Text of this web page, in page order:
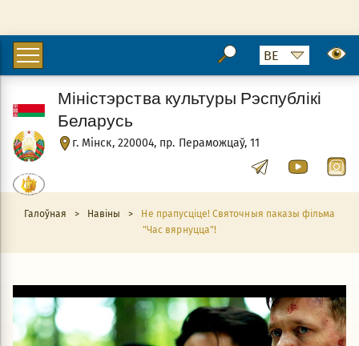
г. Мінск, 220004, пр. Пераможцаў, 11
Міністэрства культуры Рэспублікі
Беларусь
Галоўная > Навіны >
Не прапусціце! Святочныя паказы фільма
"Час вярнуцца"!